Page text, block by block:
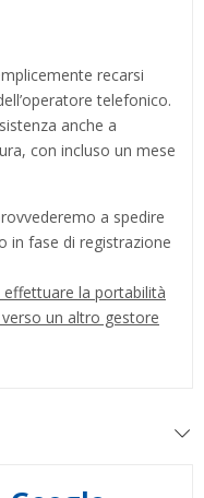
recarsi
telefonico.
anche a
con incluso un mese
a spedire
in fase di registrazione
la portabilità
verso un altro gestore